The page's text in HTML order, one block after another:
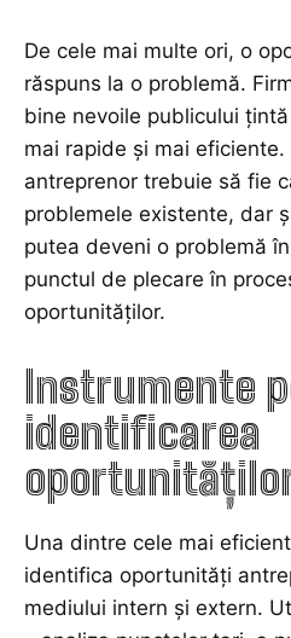
De cele mai multe ori, o
răspuns la o problemă.
bine nevoile publicului
mai rapide și mai eficiente.
antreprenor trebuie să fie
problemele existente, dar
putea deveni o problemă
punctul de plecare în
oportunităților.
Instrumente
identificarea
Una dintre cele mai
identifica oportunități
mediului intern și extern.